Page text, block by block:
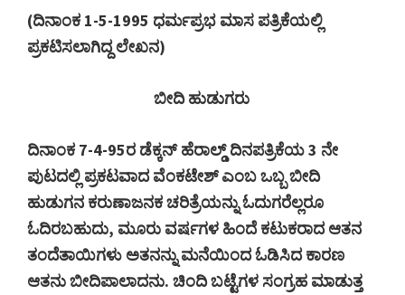
(ದಿನಾಂಕ 1-5-1995 ಧರ್ಮಪ್ರಭ ಮಾಸ ಪತ್ರಿಕೆಯಲ್ಲಿ
ಪ್ರಕಟಿಸಲಾಗಿದ್ದ ಲೇಖನ)
ಬೀದಿ ಹುಡುಗರು
ದಿನಾಂಕ 7-4-95ರ ಡೆಕ್ಕನ್ ಹೆರಾಲ್ಡ್ ದಿನಪತ್ರಿಕೆಯ 3 ನೇ
ಪುಟದಲ್ಲಿ ಪ್ರಕಟವಾದ ವೆಂಕಟೇಶ್ ಎಂಬ ಒಬ್ಬ ಬೀದಿ
ಹುಡುಗನ ಕರುಣಾಜನಕ ಚರಿತ್ರೆಯನ್ನು ಓದುಗರೆಲ್ಲರೂ
ಓದಿರಬಹುದು, ಮೂರು ವರ್ಷಗಳ ಹಿಂದೆ ಕಟುಕರಾದ ಆತನ
ತಂದೆತಾಯಿಗಳು ಅತನನ್ನು ಮನೆಯಿಂದ ಓಡಿಸಿದ ಕಾರಣ
ಆತನು ಬೀದಿಪಾಲಾದನು. ಚಿಂದಿ ಬಟ್ಟೆಗಳ ಸಂಗ್ರಹ ಮಾಡುತ್ತ